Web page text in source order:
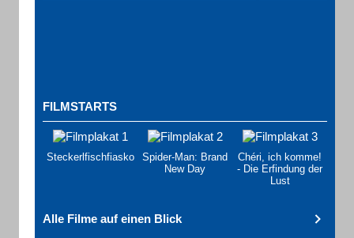
FILMSTARTS
Steckerlfischfiasko
Spider-Man: Brand
New Day
Chéri, ich komme!
- Die Erfindung der
Lust
Alle Filme auf einen Blick